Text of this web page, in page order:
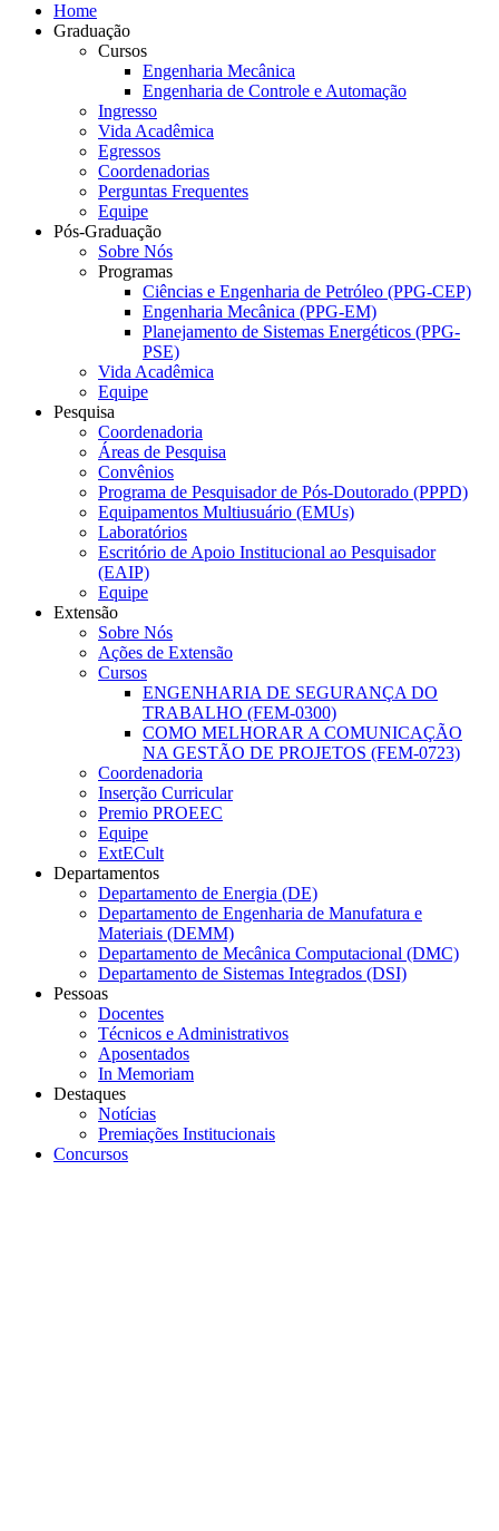
Home
Graduação
Cursos
Engenharia Mecânica
Engenharia de Controle e Automação
Ingresso
Vida Acadêmica
Egressos
Coordenadorias
Perguntas Frequentes
Equipe
Pós-Graduação
Sobre Nós
Programas
Ciências e Engenharia de Petróleo (PPG-CEP)
Engenharia Mecânica (PPG-EM)
Planejamento de Sistemas Energéticos (PPG-
PSE)
Vida Acadêmica
Equipe
Pesquisa
Coordenadoria
Áreas de Pesquisa
Convênios
Programa de Pesquisador de Pós-Doutorado (PPPD)
Equipamentos Multiusuário (EMUs)
Laboratórios
Escritório de Apoio Institucional ao Pesquisador
(EAIP)
Equipe
Extensão
Sobre Nós
Ações de Extensão
Cursos
ENGENHARIA DE SEGURANÇA DO
TRABALHO (FEM-0300)
COMO MELHORAR A COMUNICAÇÃO
NA GESTÃO DE PROJETOS (FEM-0723)
Coordenadoria
Inserção Curricular
Premio PROEEC
Equipe
ExtECult
Departamentos
Departamento de Energia (DE)
Departamento de Engenharia de Manufatura e
Materiais (DEMM)
Departamento de Mecânica Computacional (DMC)
Departamento de Sistemas Integrados (DSI)
Pessoas
Docentes
Técnicos e Administrativos
Aposentados
In Memoriam
Destaques
Notícias
Premiações Institucionais
Concursos